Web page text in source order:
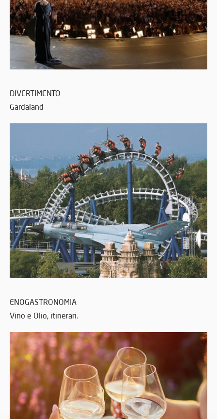
DIVERTIMENTO
Gardaland
ENOGASTRONOMIA
Vino e Olio, itinerari.